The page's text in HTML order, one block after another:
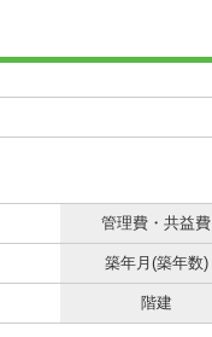
管理費・共益費
築年月(築年数)
階建